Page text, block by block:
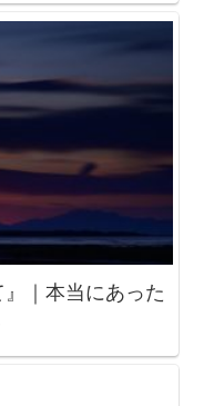
』｜本当にあった